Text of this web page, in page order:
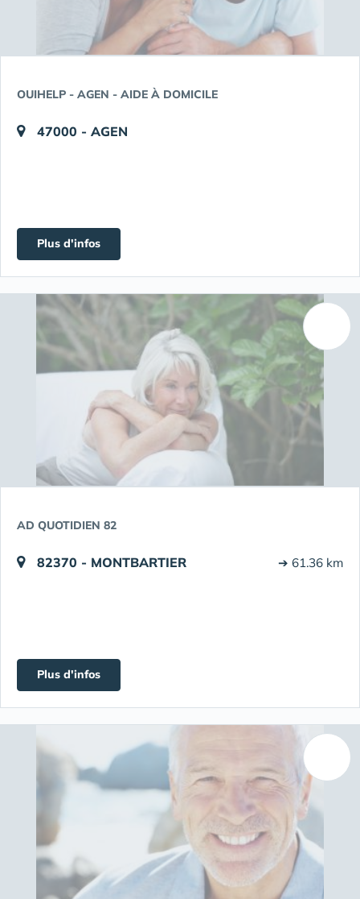
OUIHELP - AGEN - AIDE À DOMICILE
47000 - AGEN
Plus d'infos
AD QUOTIDIEN 82
82370 - MONTBARTIER ➔ 61.36 km
Plus d'infos